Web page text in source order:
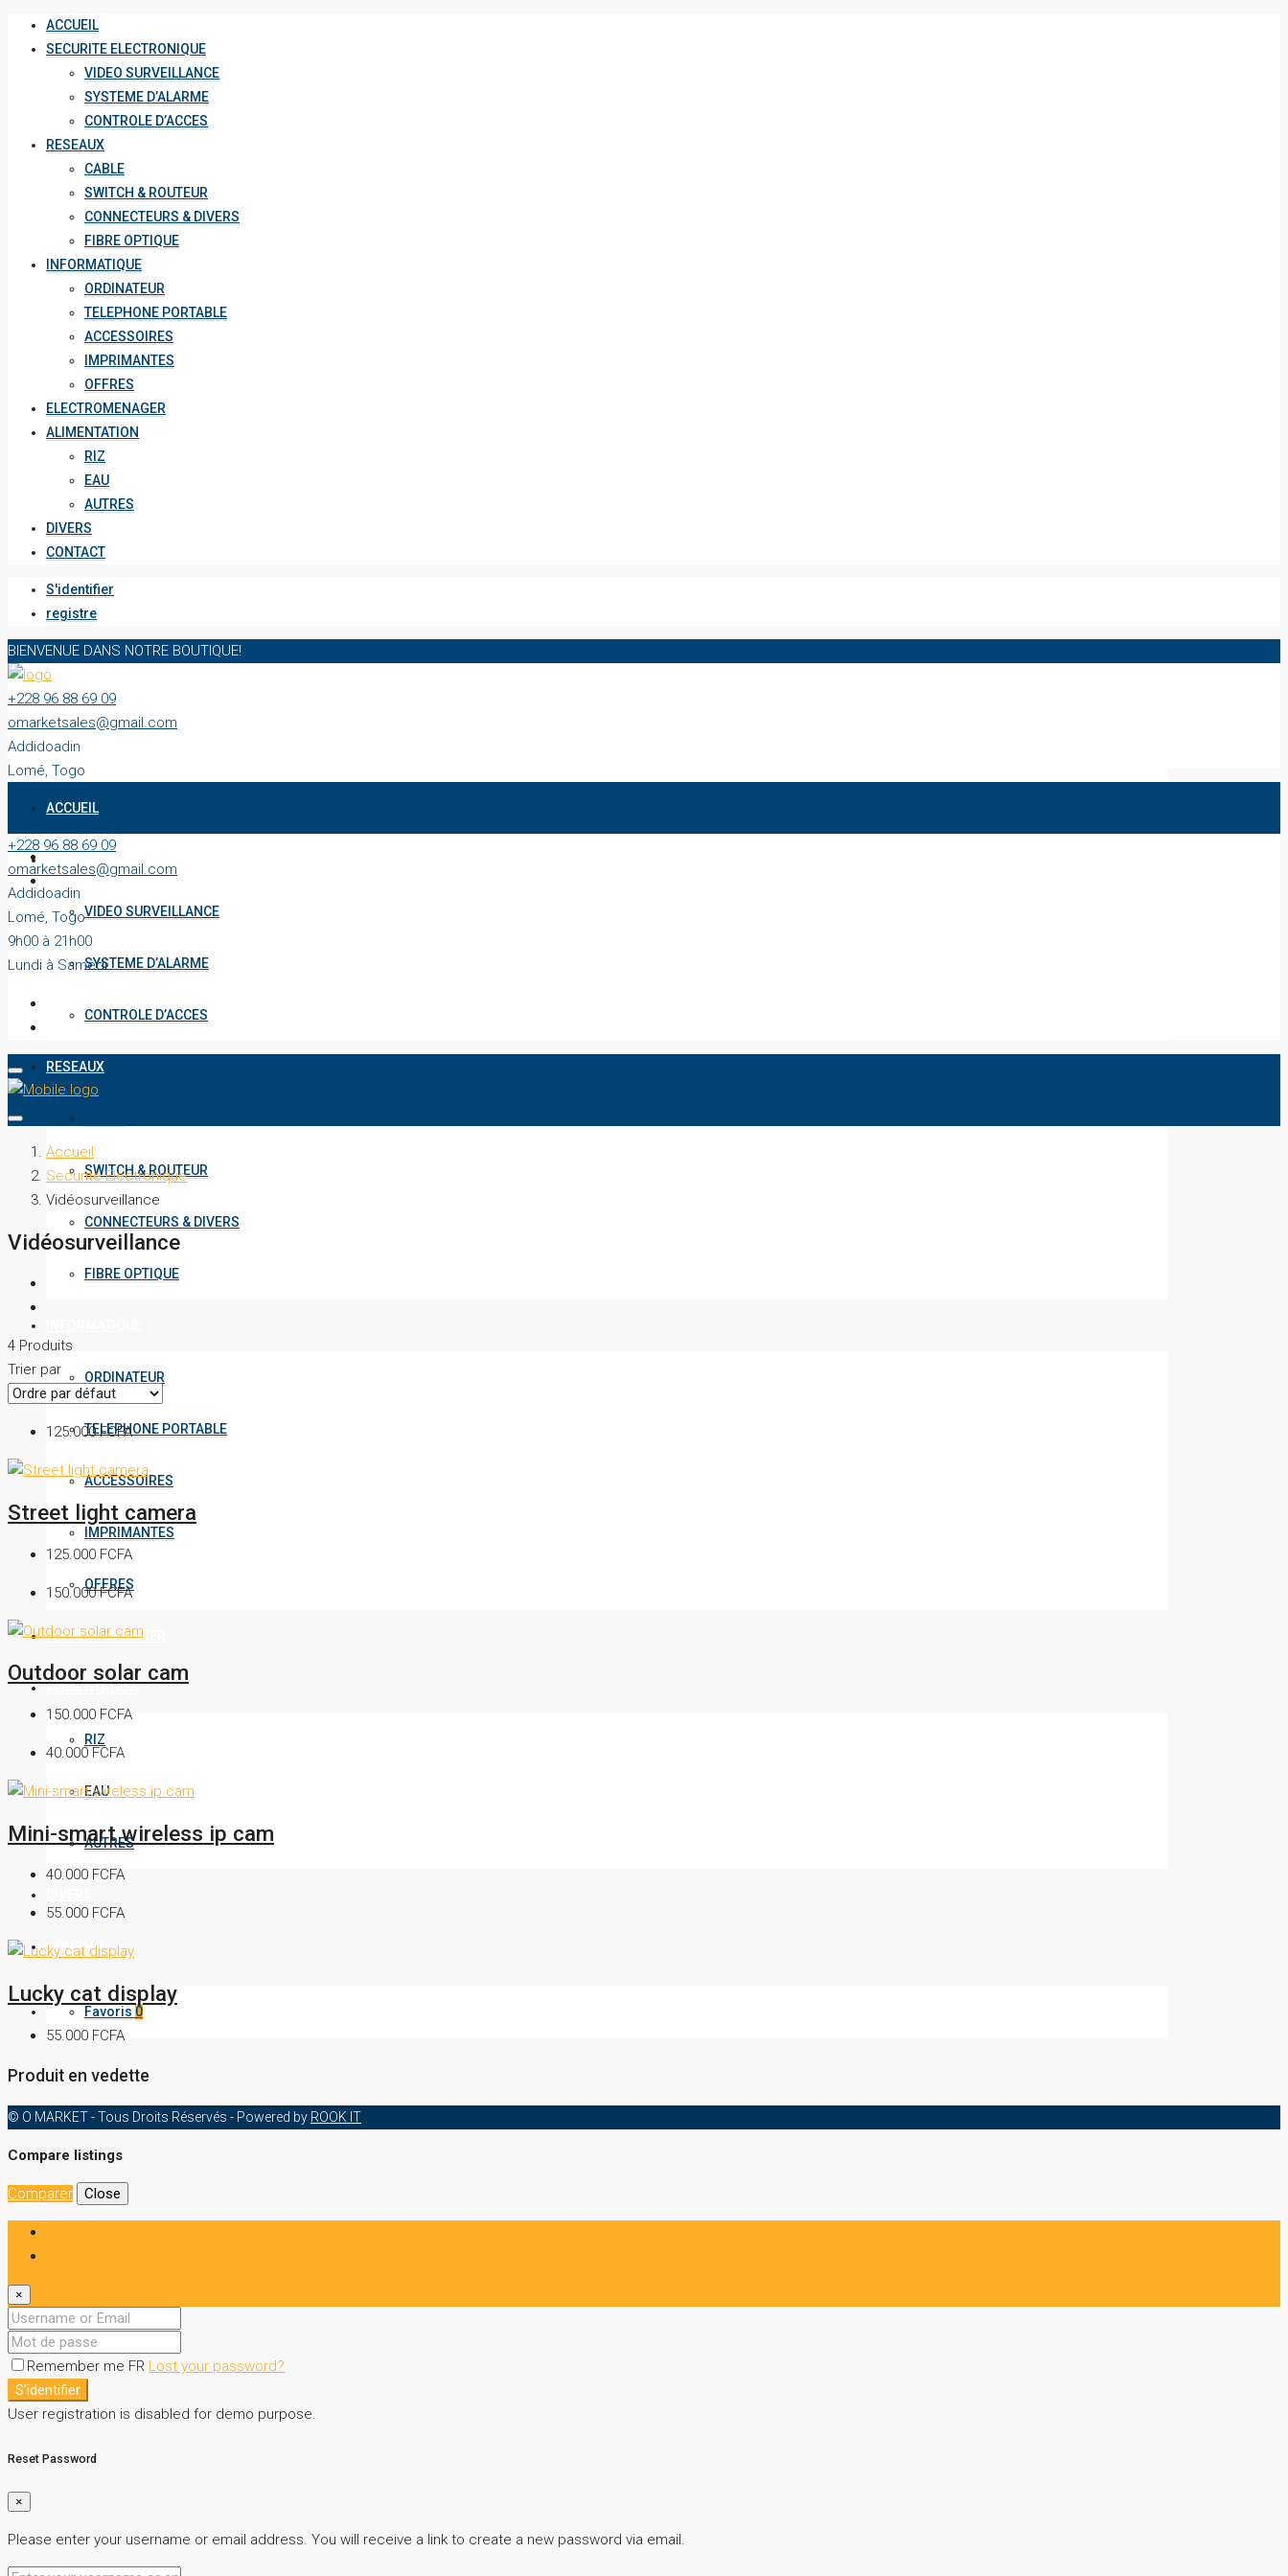
ACCUEIL
SECURITE ELECTRONIQUE
VIDEO SURVEILLANCE
SYSTEME D’ALARME
CONTROLE D’ACCES
RESEAUX
CABLE
SWITCH & ROUTEUR
CONNECTEURS & DIVERS
FIBRE OPTIQUE
INFORMATIQUE
ORDINATEUR
TELEPHONE PORTABLE
ACCESSOIRES
IMPRIMANTES
OFFRES
ELECTROMENAGER
ALIMENTATION
RIZ
EAU
AUTRES
DIVERS
CONTACT
S'identifier
registre
BIENVENUE DANS NOTRE BOUTIQUE!
+228 96 88 69 09
omarketsales@gmail.com
Addidoadin
Lomé, Togo
Lundi à Samedi
ACCUEIL
VIDEO SURVEILLANCE
SYSTEME D’ALARME
CONTROLE D’ACCES
RESEAUX
SWITCH & ROUTEUR
CONNECTEURS & DIVERS
FIBRE OPTIQUE
ORDINATEUR
TELEPHONE PORTABLE
ACCESSOIRES
IMPRIMANTES
OFFRES
ELECTROMENAGER
ALIMENTATION
RIZ
EAU
AUTRES
CONTACT
Favoris 0
+228 96 88 69 09
omarketsales@gmail.com
Addidoadin
Lomé, Togo
9h00 à 21h00
Lundi à Samedi
Accueil
Securite Electronique
Vidéosurveillance
Vidéosurveillance
4 Produits
Trier par
125.000 FCFA
Street light camera
125.000 FCFA
150.000 FCFA
Outdoor solar cam
150.000 FCFA
40.000 FCFA
Mini-smart wireless ip cam
40.000 FCFA
55.000 FCFA
Lucky cat display
55.000 FCFA
Produit en vedette
© O MARKET - Tous Droits Réservés - Powered by ROOK IT
Compare listings
Comparer Close
×
Remember me FR Lost your password?
S'identifier
User registration is disabled for demo purpose.
Reset Password
×
Please enter your username or email address. You will receive a link to create a new password via email.